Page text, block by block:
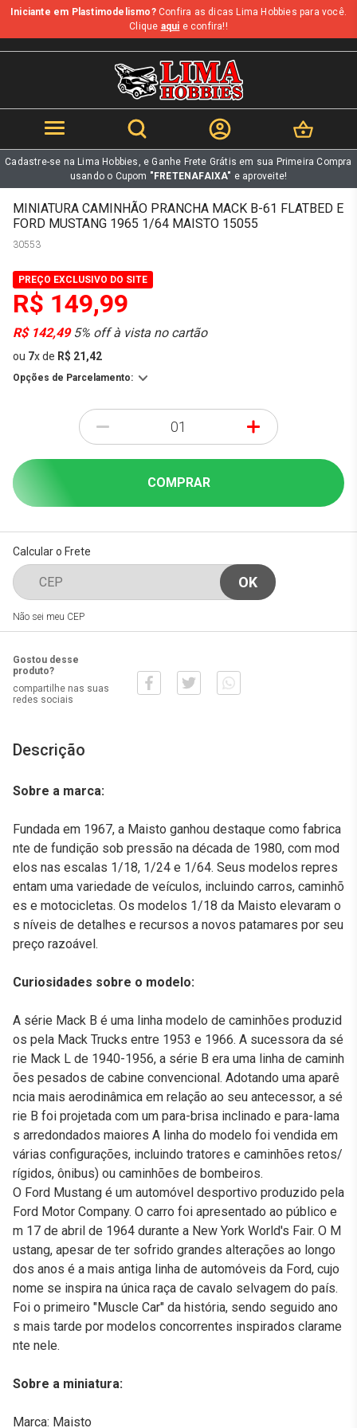
b
Iniciante em Plastimodelismo?Confira as dicas Lima Hobbies para você.
Clique aqui e confira!!
Cadastre-se na Lima Hobbies, e Ganhe Frete Grátis em sua Primeira Compra
usando o Cupom "FRETENAFAIXA" e aproveite!
MINIATURA CAMINHÃO PRANCHA MACK B-61 FLATBED E
FORD MUSTANG 1965 1/64 MAISTO 15055
30553
PREÇO EXCLUSIVO DO SITE
R$ 149,99
R$ 142,495% off à vista no cartão
ou 7xde R$ 21,42
Opções de Parcelamento:
- +
COMPRAR
Calcular o Frete
Não sei meu CEP
Gostou desse
produto?
compartilhe nas suas
redes sociais
Descrição
Sobre a marca:
Fundada em 1967, a Maisto ganhou destaque como fabrica
nte de fundição sob pressão na década de 1980, com mod
elos nas escalas 1/18, 1/24 e 1/64. Seus modelos repres
entam uma variedade de veículos, incluindo carros, caminhõ
es e motocicletas. Os modelos 1/18 da Maisto elevaram o
s níveis de detalhes e recursos a novos patamares por seu
preço razoável.
Curiosidades sobre o modelo:
A série Mack B é uma linha modelo de caminhões produzid
os pela Mack Trucks entre 1953 e 1966. A sucessora da sé
rie Mack L de 1940-1956, a série B era uma linha de caminh
ões pesados de cabine convencional. Adotando uma aparê
ncia mais aerodinâmica em relação ao seu antecessor, a sé
rie B foi projetada com um para-brisa inclinado e para-lama
s arredondados maiores A linha do modelo foi vendida em
várias configurações, incluindo tratores e caminhões retos/
rígidos, ônibus) ou caminhões de bombeiros.
O Ford Mustang é um automóvel desportivo produzido pela
Ford Motor Company. O carro foi apresentado ao público e
m 17 de abril de 1964 durante a New York World's Fair. O M
ustang, apesar de ter sofrido grandes alterações ao longo
dos anos é a mais antiga linha de automóveis da Ford, cujo
nome se inspira na única raça de cavalo selvagem do país.
Foi o primeiro "Muscle Car" da história, sendo seguido ano
s mais tarde por modelos concorrentes inspirados clarame
nte nele.
Sobre a miniatura:
Marca: Maisto